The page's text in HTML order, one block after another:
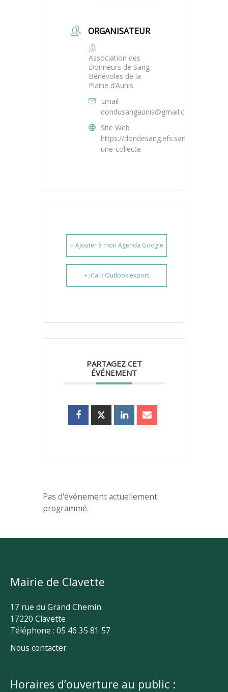
ORGANISATEUR
Association des
Donneurs de Sang
Bénévoles de la
Plaine d’Aunis
Email
dondusangaunis@gmail.com
Site Web
https://dondesang.efs.sante.fr/trouver-
une-collecte
+ Ajouter à mon Agenda Google
+ iCal / Outlook export
PARTAGEZ CET
ÉVÉNEMENT
Pas d'événement actuellement
programmé.
Mairie de Clavette
17 rue du Grand Chemin
17220 Clavette
Téléphone : 05 46 35 81 57
Nous contacter
Horaires d’ouverture au public :